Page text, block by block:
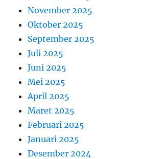
November 2025
Oktober 2025
September 2025
Juli 2025
Juni 2025
Mei 2025
April 2025
Maret 2025
Februari 2025
Januari 2025
Desember 2024